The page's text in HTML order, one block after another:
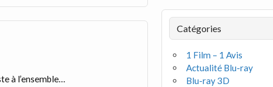
à l’ensemble…
Catégories
1 Film – 1 Avis
Actualité Blu-ray
Blu-ray 3D